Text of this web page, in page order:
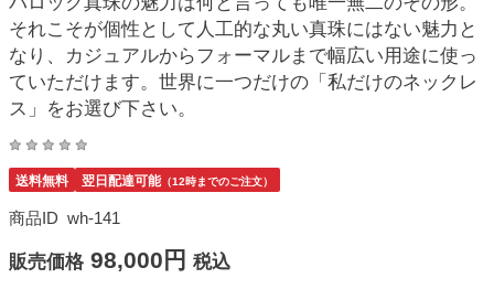
それこそが個性として人工的な丸い真珠にはない魅力と
なり、カジュアルからフォーマルまで幅広い用途に使っ
ていただけます。世界に一つだけの「私だけのネックレ
ス」をお選び下さい。
送料無料 翌日配達可能（12時までのご注文）
商品ID wh-141
販売価格 98,000円 税込